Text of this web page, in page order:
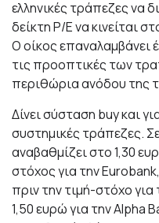
ελληνικές τράπεζες να
δείκτη P/E να κινείται
Ο οίκος επαναλαμβάνει
τις προοπτικές των
περιθώρια ανόδου της
Δίνει σύσταση buy και
συστημικές τράπεζες.
αναβαθμίζει στο 1,30
στόχος για την
πριν την τιμή-στόχο
1,50 ευρώ για την Alpha